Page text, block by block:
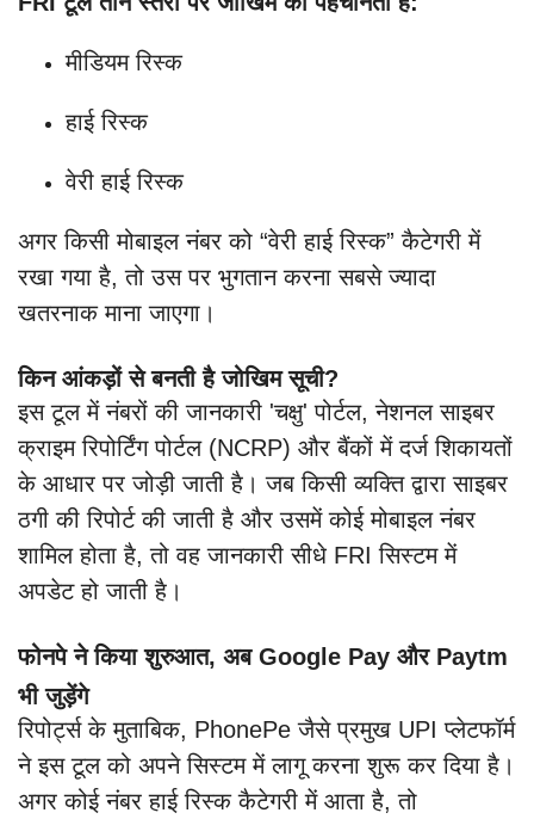
मीडियम रिस्क
हाई रिस्क
वेरी हाई रिस्क
अगर किसी मोबाइल नंबर को “वेरी हाई रिस्क” कैटेगरी में
रखा गया है, तो उस पर भुगतान करना सबसे ज्यादा
खतरनाक माना जाएगा।
किन आंकड़ों से बनती है जोखिम सूची?
इस टूल में नंबरों की जानकारी 'चक्षु' पोर्टल, नेशनल साइबर
क्राइम रिपोर्टिंग पोर्टल (NCRP) और बैंकों में दर्ज शिकायतों
के आधार पर जोड़ी जाती है। जब किसी व्यक्ति द्वारा साइबर
ठगी की रिपोर्ट की जाती है और उसमें कोई मोबाइल नंबर
शामिल होता है, तो वह जानकारी सीधे FRI सिस्टम में
अपडेट हो जाती है।
फोनपे ने किया शुरुआत, अब Google Pay और Paytm
भी जुड़ेंगे
रिपोर्ट्स के मुताबिक, PhonePe जैसे प्रमुख UPI प्लेटफॉर्म
ने इस टूल को अपने सिस्टम में लागू करना शुरू कर दिया है।
अगर कोई नंबर हाई रिस्क कैटेगरी में आता है, तो